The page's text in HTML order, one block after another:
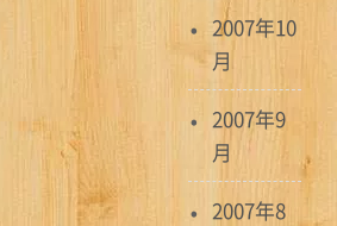
2007年10
月
2007年9
月
2007年8